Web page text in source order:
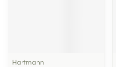
Hartmann